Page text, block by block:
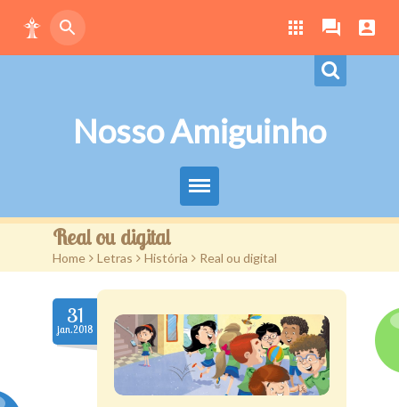
Nosso Amiguinho
Eduque Brincando
Letras
Downloads
Atividades
Real ou digital
Home > Letras > História > Real ou digital
31
jan.2018